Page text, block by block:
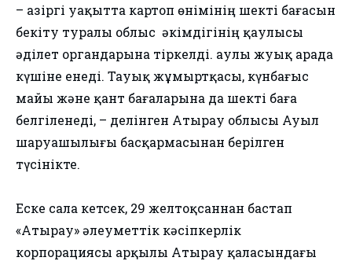
– Қазіргі уақытта картоп өнімінің шекті бағасын
бекіту туралы облыс ​ әкімдігінің қаулысы
әділет органдарына тіркелді. Қаулы ​жуық арада
күшіне енеді. Тауық жұмыртқасы, күнбағыс
майы және қант бағаларына​ да шекті баға
белгіленеді, – делінген ​Атырау облысы Ауыл
шаруашылығы басқармасынан берілген
түсінікте.
Еске сала кетсек, 29 желтоқсаннан бастап
«Атырау»​ әлеуметтік кәсіпкерлік
корпорациясы арқылы Атырау қаласындағы